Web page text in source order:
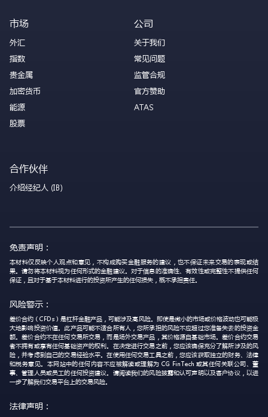
市场
外汇
指数
贵金属
加密货币
能源
股票
公司
关于我们
常见问题
监管合规
官方赞助
ATAS
合作伙伴
介绍经纪人 (IB)
免责声明：
本材料仅反映个人观点和意见，不构成购买金融服务的建议，也不保证未来交易的表现或结
果。请勿将本材料视为任何形式的金融建议。对于信息的准确性、有效性或完整性不提供任何
保证，且对于基于本材料进行的投资所产生的任何损失，概不承担责任。
风险警示：
差价合约（CFDs）是杠杆金融产品，可能涉及高风险。即使是微小的市场或价格波动也可能极
大地影响投资价值。此产品可能不适合所有人，您所承担的风险不应超过您准备失去的投资金
额。差价合约不在任何交易所交易，而是场外交易产品，其价格源自基础市场。差价合约交易
者不拥有或享有任何基础资产的权利。在决定进行交易之前，您应该确保充分了解所涉及的风
险，并考虑到自己的交易经验水平。在使用任何交易工具之前，您应该获取独立的财务、法律
和税务意见。本网站中的任何内容不应被解读或理解为 CG FinTech 或其任何关联公司、董
事、管理人员或员工的任何投资建议。请阅读我们的风险披露和认可声明以及客户协议，以进
一步了解我们交易平台上的交易风险。
法律声明：